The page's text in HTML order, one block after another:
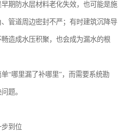
期防水层材料老化失效，也可能是施
管道周边密封不严；有时建筑沉降导
造成水压积聚，也会成为漏水的根
“哪里漏了补哪里”，而需要系统勘
题。
到位